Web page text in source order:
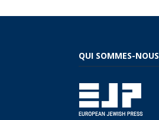
QUI SOMMES-NOUS